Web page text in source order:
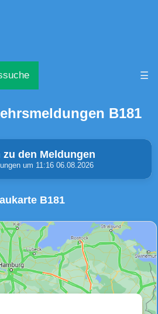
☰
B181
den Meldungen
um 11:16 06.08.2026
Stau
(0)
Sperrungen
B181